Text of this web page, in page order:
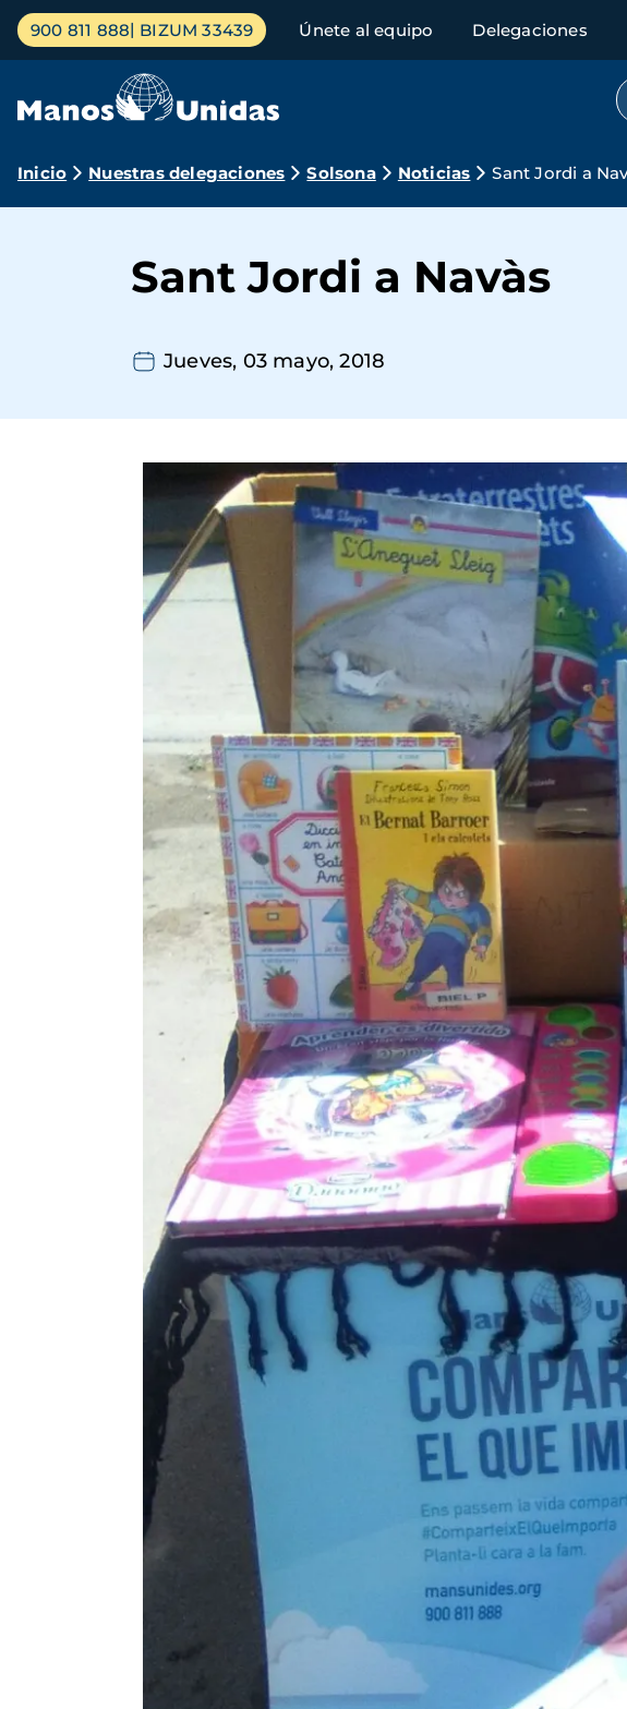
Pasar
contenido
Menú
principal
900 811 888 BIZUM 33439 Únete al equipo Delegaciones
Ruta
navegación
Inicio Nuestras delegaciones Solsona Noticias Sant Jordi a
Sant Jordi a Navàs
Jueves, 03 mayo, 2018